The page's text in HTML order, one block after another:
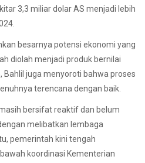
3,3 miliar dolar AS menjadi lebih
besarnya potensi ekonomi yang
diolah menjadi produk bernilai
Bahlil juga menyoroti bahwa proses
terencana dengan baik.
bersifat reaktif dan belum
melibatkan lembaga
pemerintah kini tengah
koordinasi Kementerian